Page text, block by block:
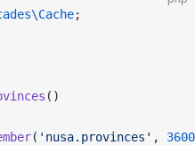
;
()
( 'nusa.provinces' , 3600